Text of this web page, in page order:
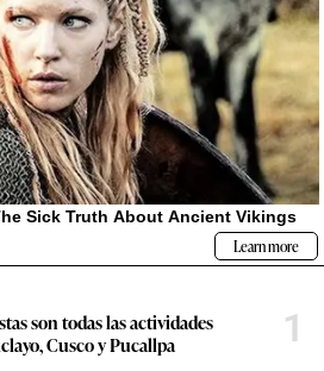
son todas las actividades
Cusco y Pucallpa
1